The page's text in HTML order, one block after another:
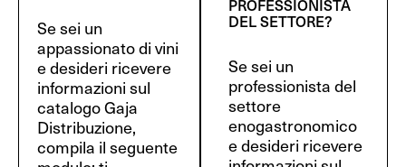
Se sei un
appassionato di vini
e desideri ricevere
informazioni sul
catalogo Gaja
Distribuzione,
compila il seguente
PROFESSIONISTA
DEL SETTORE?
Se sei un
professionista del
settore
enogastronomico
e desideri ricevere